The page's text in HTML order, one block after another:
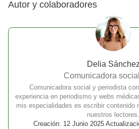
Autor y colaboradores
Delia Sánchez
Comunicadora
Comunicadora social y periodista
experiencia en periodismo y webs
mis especialidades es escribir contenido
nuestros lectores.
Creación: 12 Junio 2025